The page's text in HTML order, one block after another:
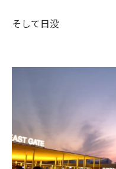
そして日没